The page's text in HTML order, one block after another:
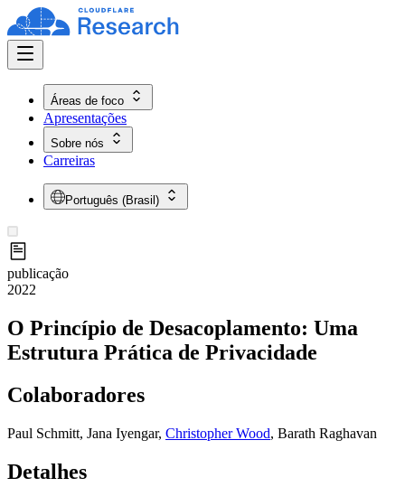
Áreas de foco
Apresentações
Sobre nós
Carreiras
Português (Brasil)
publicação
2022
O Princípio de Desacoplamento: Uma
Estrutura Prática de Privacidade
Colaboradores
Paul Schmitt, Jana Iyengar, Christopher Wood, Barath Raghavan
Detalhes